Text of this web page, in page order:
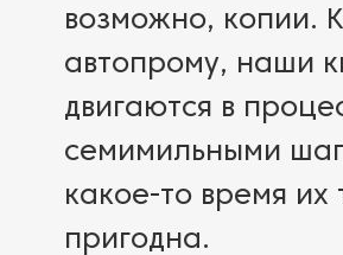
возможно, копии.
автопрому, наши
двигаются в
семимильными
какое-то время их
пригодна.